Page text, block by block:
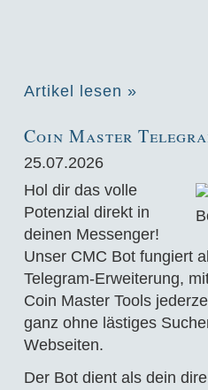
Artikel lesen »
Coin Master
25.07.2026
Hol dir das volle
Potenzial direkt in
deinen Messenger!
Unser CMC Bot fungiert
Telegram-Erweiterung,
Coin Master Tools
ganz ohne lästiges
Webseiten.
Der Bot dient als dein